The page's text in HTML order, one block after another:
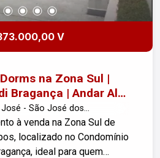
V
na Zona Sul |
Bragança | Andar Alto
- São José dos
à venda na Zona Sul de
localizado no Condomínio
ideal para quem